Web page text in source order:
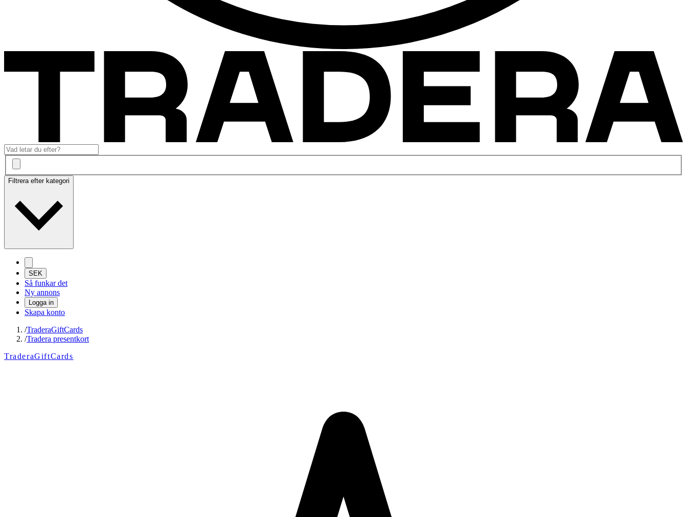
Filtrera efter kategori
SEK
Så funkar det
Ny annons
Logga in
Skapa konto
/TraderaGiftCards
/Tradera presentkort
TraderaGiftCards